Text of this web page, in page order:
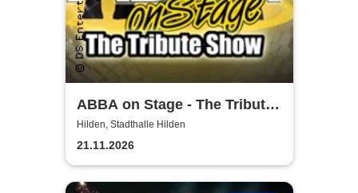
ABBA on Stage - The Tribute
Show
Hilden, Stadthalle Hilden
21.11.2026